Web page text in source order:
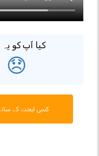
کیا آپ کو
😞
کسی ایجنٹ کے